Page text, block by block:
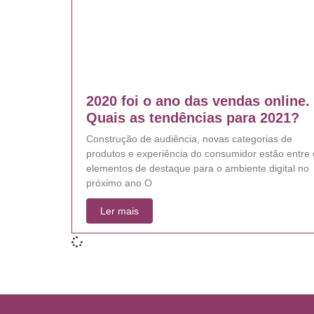
2020 foi o ano das vendas online.
Quais as tendências para 2021?
Construção de audiência, novas categorias de
produtos e experiência do consumidor estão entre
elementos de destaque para o ambiente digital no
próximo ano O
Ler mais